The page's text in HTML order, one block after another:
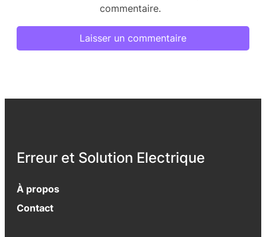
commentaire.
Erreur et Solution Electrique
À propos
Contact